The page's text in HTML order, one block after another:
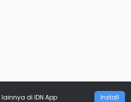
lainnya di IDN App Install